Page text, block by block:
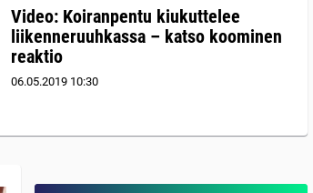
Video: Koiranpentu kiukuttelee
liikenneruuhkassa – katso koominen
reaktio
06.05.2019 10:30